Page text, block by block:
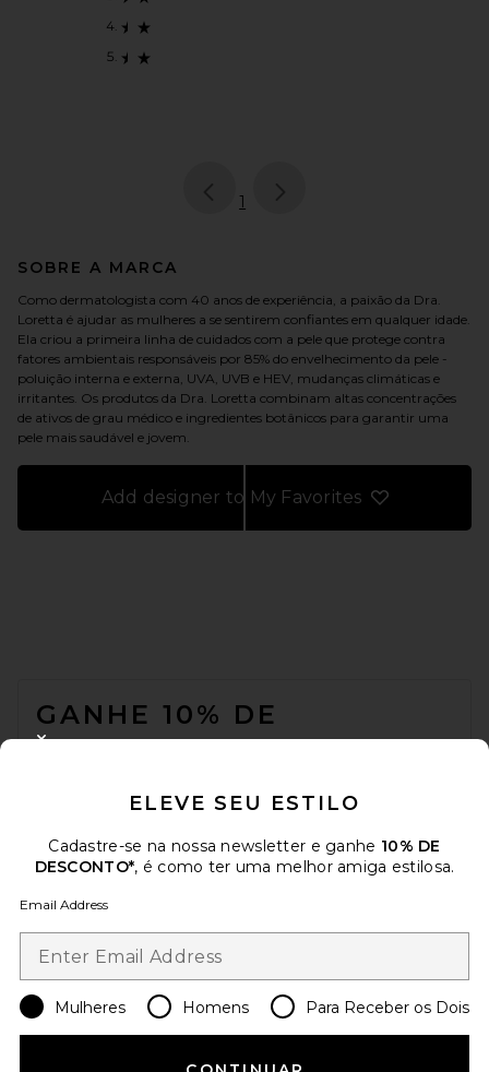
page
1
SOBRE A MARCA
Como dermatologista com 40 anos de experiência, a paixão da Dra.
Loretta é ajudar as mulheres a se sentirem confiantes em qualquer idade.
Ela criou a primeira linha de cuidados com a pele que protege contra
fatores ambientais responsáveis por 85% do envelhecimento da pele -
poluição interna e externa, UVA, UVB e HEV, mudanças climáticas e
irritantes. Os produtos da Dra. Loretta combinam altas concentrações
de ativos de grau médico e ingredientes botânicos para garantir uma
pele mais saudável e jovem.
Add designer to My Favorites
GANHE 10% DE
DESCONTO
Opte por sair a qualquer momento.
Política de Privacidade
Email Address
Sign Up
Change Country Regions
USD
ELEVE SEU ESTILO
Cadastre-se na nossa newsletter e ganhe 10% DE
DESCONTO*, é como ter uma melhor amiga estilosa.
Email Address
Mulheres Homens Para Receber os Dois